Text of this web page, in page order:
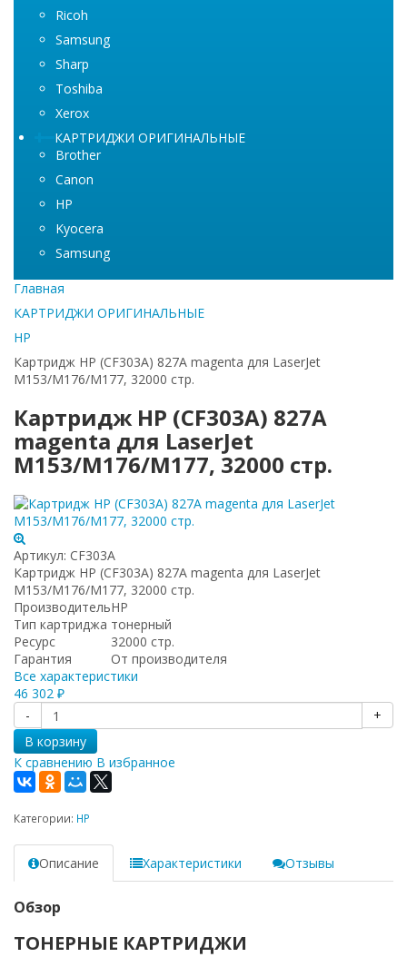
Ricoh
Samsung
Sharp
Toshiba
Xerox
КАРТРИДЖИ ОРИГИНАЛЬНЫЕ
Brother
Canon
HP
Kyocera
Samsung
Главная
КАРТРИДЖИ ОРИГИНАЛЬНЫЕ
HP
Картридж HP (CF303A) 827A magenta для LaserJet
M153/M176/M177, 32000 стр.
Картридж HP (CF303A) 827A
magenta для LaserJet
M153/M176/M177, 32000 стр.
Артикул: CF303A
Картридж HP (CF303A) 827A magenta для LaserJet
M153/M176/M177, 32000 стр.
ПроизводительHP
Тип картриджа тонерный
Ресурс
32000 стр.
Гарантия
От производителя
Все характеристики
46 302 ₽
-
+
В корзину
К сравнению В избранное
Категории: HP
Описание Характеристики Отзывы
Обзор
ТОНЕРНЫЕ КАРТРИДЖИ